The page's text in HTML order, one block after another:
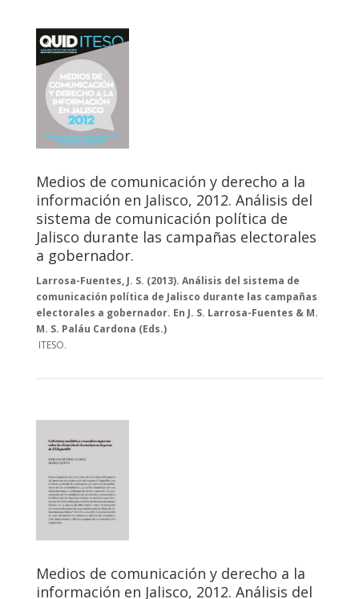
Medios de comunicación y derecho a la
información en Jalisco, 2012. Análisis del
sistema de comunicación política de
Jalisco durante las campañas electorales
a gobernador.
Larrosa-Fuentes, J. S. (2013). Análisis del sistema de
comunicación política de Jalisco durante las campañas
electorales a gobernador. En J. S. Larrosa-Fuentes & M.
M. S. Paláu Cardona (Eds.)
ITESO.
Medios de comunicación y derecho a la
información en Jalisco, 2012. Análisis del